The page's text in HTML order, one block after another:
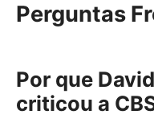
Perguntas
Por que
criticou a